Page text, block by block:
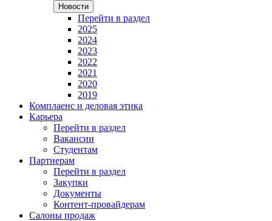
Новости
Перейти в раздел
2025
2024
2023
2022
2021
2020
2019
Комплаенс и деловая этика
Карьера
Перейти в раздел
Вакансии
Студентам
Партнерам
Перейти в раздел
Закупки
Документы
Контент-провайдерам
Салоны продаж